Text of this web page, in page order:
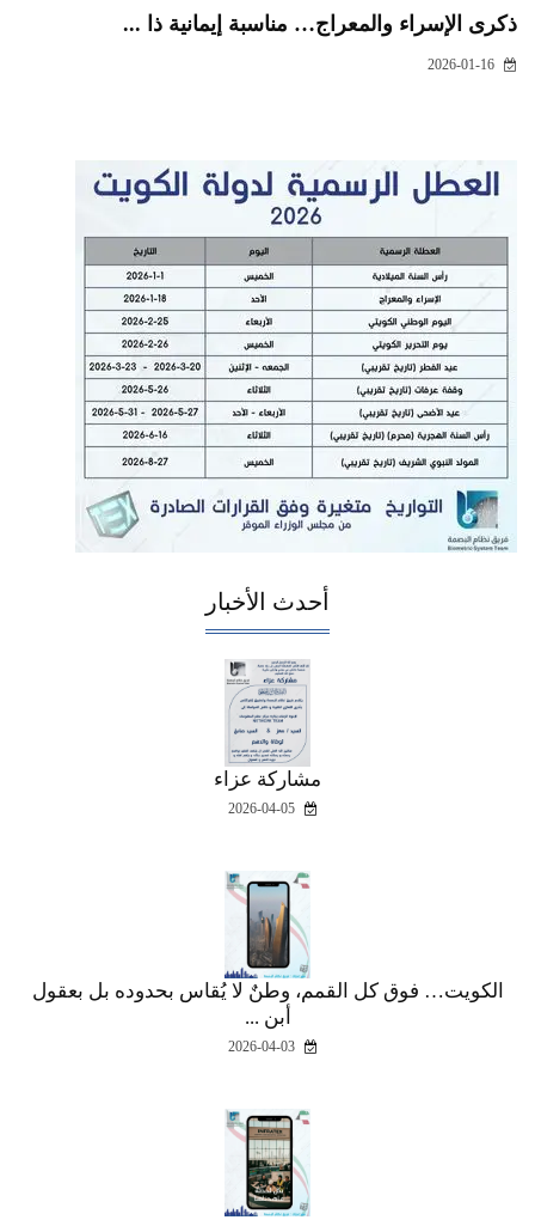
ذكرى الإسراء والمعراج… مناسبة إيمانية ذا ...
أحدث الأخبار
مشاركة عزاء
الكويت… فوق كل القمم، وطنٌ لا يُقاس بحدوده بل بعقول
أبن ...